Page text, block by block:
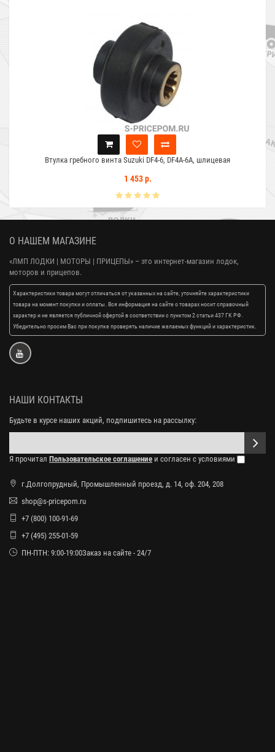
Втулка гребного винта Suzuki DF4-6, DF4A-6A, шлицевая
1 453 р.
О НАШЕМ МАГАЗИНЕ
«ЛМП ЛОДКИ | МОТОРЫ | ПРИЦЕПЫ» – это интернет-магазин лодок,
моторов и прицепов.
Характеристики товара могут отличаться от указанных на сайте, уточняйте характеристики
товара на момент покупки и оплаты. Вся информация на сайте о товарах носит справочный
характер и не является публичной офертой в соответствии с пунктом 2 статьи 437 ГК РФ.
Убедительно просим Вас при покупке проверять наличие желаемых функций и характеристик.
НАШИ КОНТАКТЫ
Будьте в курсе наших акций, подпишитесь на рассылку:
Я прочитал Пользовательское соглашение и согласен с условиями
г.Долгопрудный, Промышленный проезд, д. 14, оф. 204, 208
shop@s-pricepom.ru
+7 (800) 100-91-69
+7 (495) 255-01-59
ПН-ПТН: 9:00-19:00Заказ на сайте - 24/7